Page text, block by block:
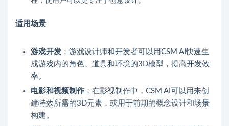
适用场景
游戏开发 ：游戏设计师和开发者可以用CSM AI快速生
成游戏内的角色、道具和环境的3D模型，提高开发效
率。
电影和视频制作 ：在影视制作中，CSM AI可以用来创
建特效所需的3D元素，或用于前期的概念设计和场景
构建。